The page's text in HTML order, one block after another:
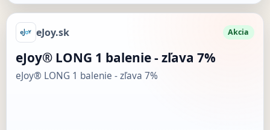
eJoy.sk Akcia
eJoy® LONG 1 balenie - zľava 7%
eJoy® LONG 1 balenie - zľava 7%